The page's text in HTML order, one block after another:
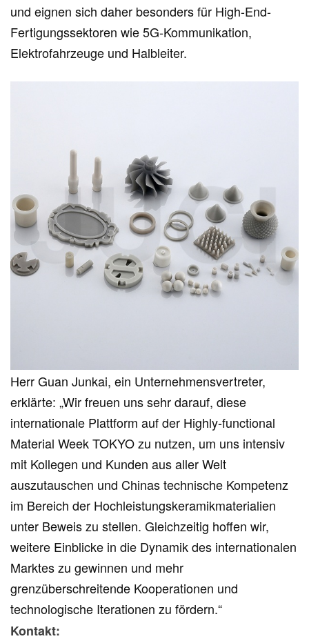
und eignen sich daher besonders für High-End-
Fertigungssektoren wie 5G-Kommunikation,
Elektrofahrzeuge und Halbleiter.
Herr Guan Junkai, ein Unternehmensvertreter,
erklärte: „Wir freuen uns sehr darauf, diese
internationale Plattform auf der Highly-functional
Material Week TOKYO zu nutzen, um uns intensiv
mit Kollegen und Kunden aus aller Welt
auszutauschen und Chinas technische Kompetenz
im Bereich der Hochleistungskeramikmaterialien
unter Beweis zu stellen. Gleichzeitig hoffen wir,
weitere Einblicke in die Dynamik des internationalen
Marktes zu gewinnen und mehr
grenzüberschreitende Kooperationen und
technologische Iterationen zu fördern.“
Kontakt: